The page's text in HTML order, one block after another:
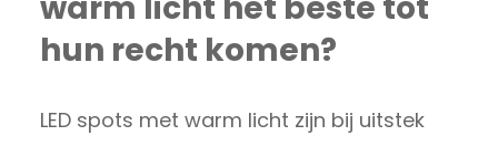
hun recht komen?
LED spots met warm licht zijn bij uitstek